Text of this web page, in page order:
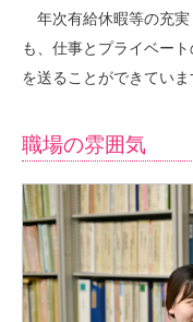
年次有給休暇等の充実
も、仕事とプライベー
を送ることができていま
職場の雰囲気